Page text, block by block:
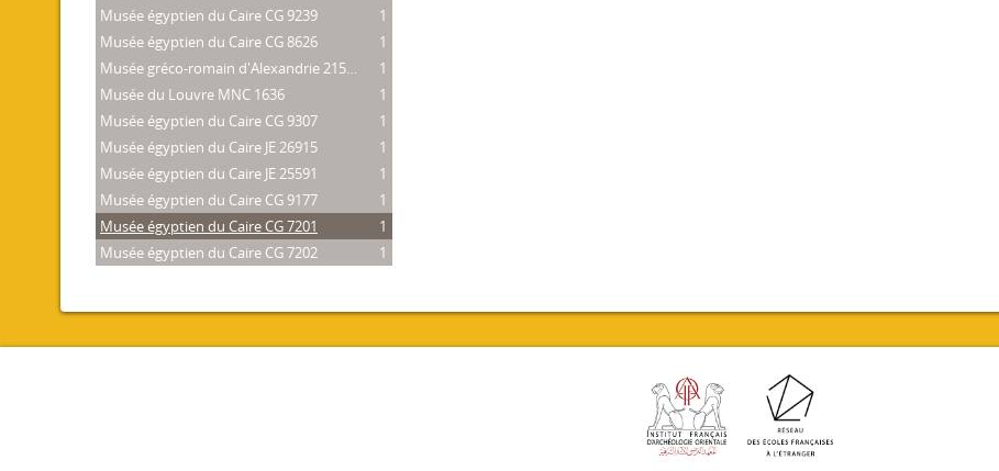
Musée égyptien du Caire CG 9239
1
Musée égyptien du Caire CG 8626
1
Musée gréco-romain d'Alexandrie 21534
1
Musée du Louvre MNC 1636
1
Musée égyptien du Caire CG 9307
1
Musée égyptien du Caire JE 26915
1
Musée égyptien du Caire JE 25591
1
Musée égyptien du Caire CG 9177
1
Musée égyptien du Caire CG 7201
1
Musée égyptien du Caire CG 7202
1